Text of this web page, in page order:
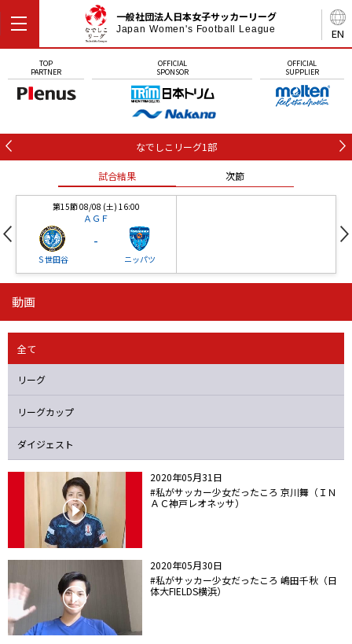
EN
一般社団法人日本女子サッカーリーグ
Japan Women's Football League
TOP
PARTNER
OFFICIAL
SPONSOR
OFFICIAL
SUPPLIER
なでしこリーグ1部
試合結果 次節
第15節 08/08 (土) 16:00
ＡＧＦ
Ｓ世田谷
-
ニッパツ
ニッパツ
ニッパツ 名古屋
石人の星
静岡 愛媛Ｌ
動画
全て
リーグ
リーグカップ
ダイジェスト
2020年05月31日
#私がサッカー少女だったころ 京川舞（ＩＮ
ＡＣ神戸レオネッサ）
2020年05月30日
#私がサッカー少女だったころ 嶋田千秋（日
体大FIELDS横浜）